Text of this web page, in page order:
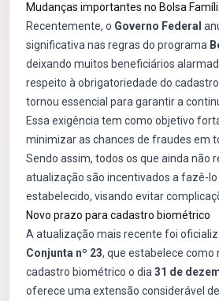
Mudanças importantes no Bolsa
Recentemente, o Governo Federal
significativa nas regras do programa
deixando muitos beneficiários
respeito à obrigatoriedade do
tornou essencial para garantir a
Essa exigência tem como objetivo
minimizar as chances de fraudes em
Sendo assim, todos os que ainda não
atualização são incentivados a fazê-
estabelecido, visando evitar
Novo prazo para cadastro biométrico
A atualização mais recente foi
Conjunta nº 23, que estabelece como
cadastro biométrico o dia 31 de
oferece uma extensão considerável